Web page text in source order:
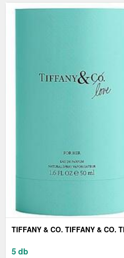
TIFFANY & CO. TIFFANY & CO.
5 db